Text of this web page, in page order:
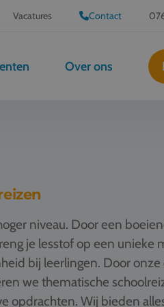
Vacatures Contact
Over ons
niveau. Door een
je lesstof op een unieke
bij leerlingen. Door onze
we thematische
opdrachten. Wij bieden